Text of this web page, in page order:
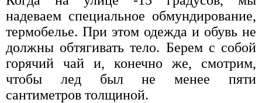
надеваем специальное обмундирование,
термобелье. При этом одежда и обувь не
должны обтягивать тело. Берем с собой
горячий чай и, конечно же, смотрим,
чтобы лед был не менее пяти
сантиметров толщиной.